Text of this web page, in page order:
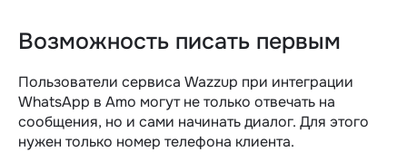
Возможность писать первым
Пользователи сервиса Wazzup при интеграции
WhatsApp в Amo могут не только отвечать на
сообщения, но и сами начинать диалог. Для этого
нужен только номер телефона клиента.